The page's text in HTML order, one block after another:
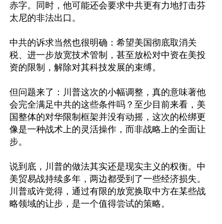
赤字。同时，他可能还会要求中共更有力地打击芬
太尼的非法出口。
中共的诉求当然也很明确：希望美国彻底取消关
税、进一步放宽技术管制，甚至放松对中资在美投
资的限制，解除对其科技发展的束缚。
但问题来了：川普这次的小幅调整，真的意味著他
会完全满足中共的这些条件吗？至少目前来看，美
国整体的对华限制框架并没有动摇，这次的松绑更
像是一种战术上的灵活操作，而非战略上的全面让
步。
说到底，川普的做法其实还是现实主义的权衡。中
美贸易战持续多年，两边都受到了一些经济损失。
川普或许觉得，通过有限的放宽换取中方在某些战
略领域的让步，是一个值得尝试的策略。